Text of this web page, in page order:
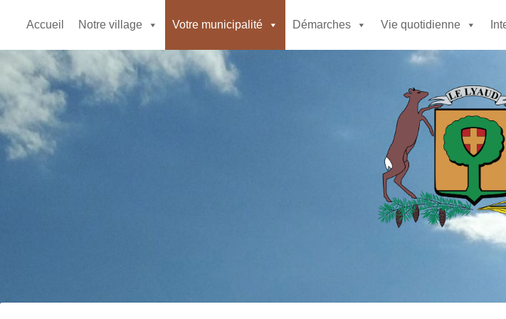
Accueil Notre village Votre municipalité Démarches Vie quotidienne